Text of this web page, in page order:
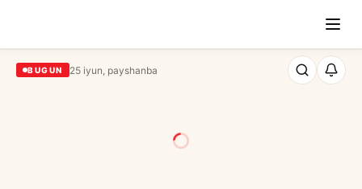
BUGUN 25 iyun, payshanba